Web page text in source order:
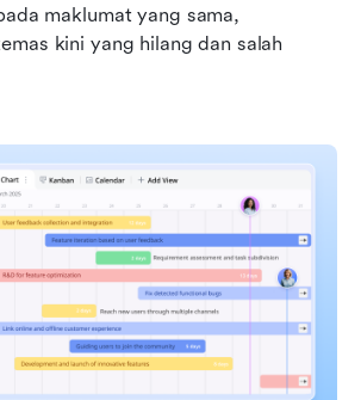
maklumat yang sama,
kini yang hilang dan salah